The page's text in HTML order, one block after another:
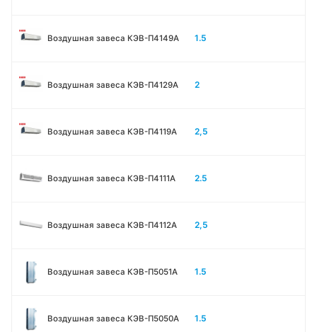
Воздушная завеса КЭВ-П4149А 1.5
Воздушная завеса КЭВ-П4129А 2
Воздушная завеса КЭВ-П4119А 2,5
Воздушная завеса КЭВ-П4111A 2.5
Воздушная завеса КЭВ-П4112А 2,5
Воздушная завеса КЭВ-П5051A 1.5
Воздушная завеса КЭВ-П5050A 1.5